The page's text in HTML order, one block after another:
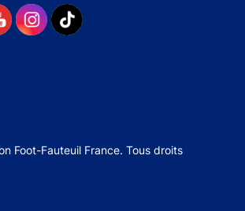
Foot-Fauteuil France. Tous droits